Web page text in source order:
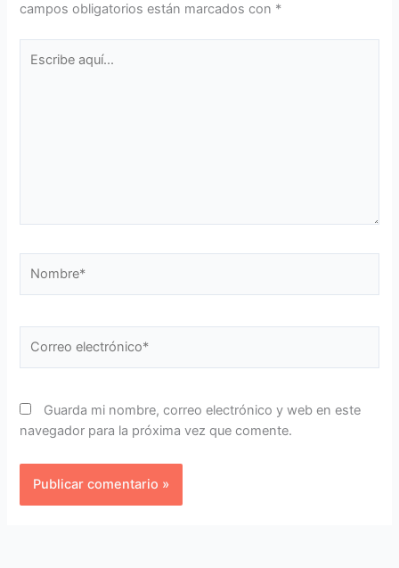
campos obligatorios están marcados con *
aquí...
electrónico*
Guarda mi nombre, correo electrónico y web en este
navegador para la próxima vez que comente.